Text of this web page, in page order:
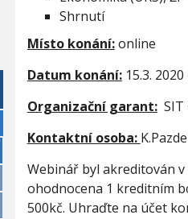
Shrnutí
Místo konání:online
Datum konání:15.3. 2020
Organizační garant:SIT
Kontaktní osoba:
Webinář byl akreditován
ohodnocena 1 kreditním
500kč. Uhraďte na účet